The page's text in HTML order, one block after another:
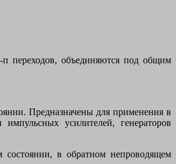
переходов, объединяются под общим
Предназначены для применения в
усилителей, генераторов
в обратном непроводящем